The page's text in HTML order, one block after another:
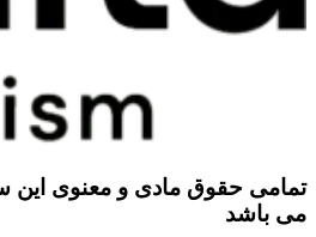
تمامی حقوق مادی و معنوی این
می باشد